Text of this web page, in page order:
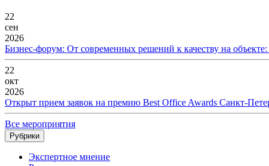
22
сен
2026
Бизнес-форум: От современных решений к качеству на
22
окт
2026
Открыт прием заявок на премию Best Office Awards Санкт-
Все мероприятия
Рубрики
Экспертное мнение